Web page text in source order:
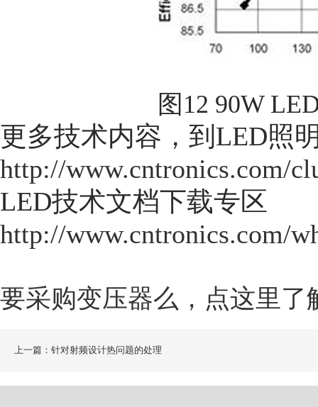
图12 90W
更多技术内容，到LED照
http://www.cntronics.com/
LED技术文档下载专区
http://www.cntronics.com/
要采购变压器么，点这里了
上一篇：针对射频设计热问题的处理